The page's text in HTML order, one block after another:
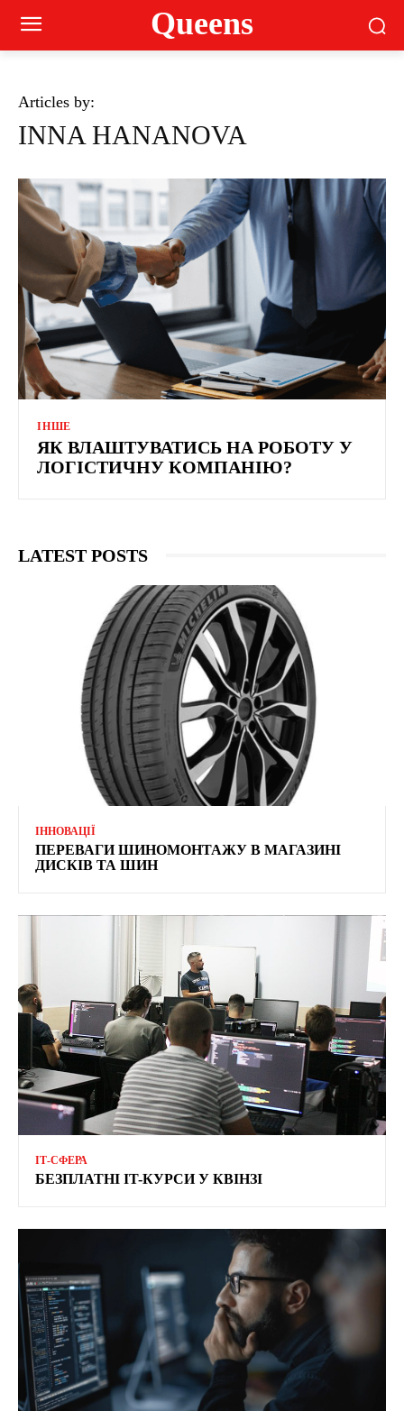
Queens
Articles by:
INNA HANANOVA
ІНШЕ
ЯК ВЛАШТУВАТИСЬ НА РОБОТУ У
ЛОГІСТИЧНУ КОМПАНІЮ?
LATEST POSTS
ІННОВАЦІЇ
ПЕРЕВАГИ ШИНОМОНТАЖУ В МАГАЗИНІ
ДИСКІВ ТА ШИН
ІТ-СФЕРА
БЕЗПЛАТНІ IT-КУРСИ У КВІНЗІ